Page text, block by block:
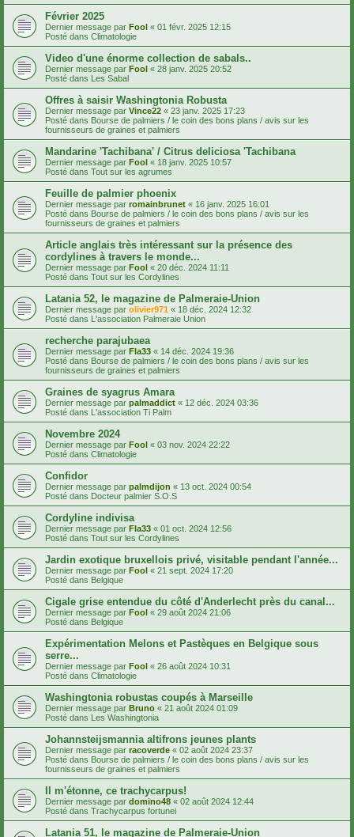
Février 2025
Dernier message par Fool « 01 févr. 2025 12:15
Posté dans Climatologie
Video d'une énorme collection de sabals..
Dernier message par Fool « 28 janv. 2025 20:52
Posté dans Les Sabal
Offres à saisir Washingtonia Robusta
Dernier message par Vince22 « 23 janv. 2025 17:23
Posté dans Bourse de palmiers / le coin des bons plans / avis sur les
fournisseurs de graines et palmiers
Mandarine 'Tachibana' / Citrus deliciosa 'Tachibana
Dernier message par Fool « 18 janv. 2025 10:57
Posté dans Tout sur les agrumes
Feuille de palmier phoenix
Dernier message par romainbrunet « 16 janv. 2025 16:01
Posté dans Bourse de palmiers / le coin des bons plans / avis sur les
fournisseurs de graines et palmiers
Article anglais très intéressant sur la présence des
cordylines à travers le monde...
Dernier message par Fool « 20 déc. 2024 11:11
Posté dans Tout sur les Cordylines
Latania 52, le magazine de Palmeraie-Union
Dernier message par olivier971 « 18 déc. 2024 12:32
Posté dans L'association Palmeraie Union
recherche parajubaea
Dernier message par Fla33 « 14 déc. 2024 19:36
Posté dans Bourse de palmiers / le coin des bons plans / avis sur les
fournisseurs de graines et palmiers
Graines de syagrus Amara
Dernier message par palmaddict « 12 déc. 2024 03:36
Posté dans L'association Ti Palm
Novembre 2024
Dernier message par Fool « 03 nov. 2024 22:22
Posté dans Climatologie
Confidor
Dernier message par palmdijon « 13 oct. 2024 00:54
Posté dans Docteur palmier S.O.S
Cordyline indivisa
Dernier message par Fla33 « 01 oct. 2024 12:56
Posté dans Tout sur les Cordylines
Jardin exotique bruxellois privé, visitable pendant l'année...
Dernier message par Fool « 21 sept. 2024 17:20
Posté dans Belgique
Cigale grise entendue du côté d'Anderlecht près du canal...
Dernier message par Fool « 29 août 2024 21:06
Posté dans Belgique
Expérimentation Melons et Pastèques en Belgique sous
serre...
Dernier message par Fool « 26 août 2024 10:31
Posté dans Climatologie
Washingtonia robustas coupés à Marseille
Dernier message par Bruno « 21 août 2024 01:09
Posté dans Les Washingtonia
Johannsteijsmannia altifrons jeunes plants
Dernier message par racoverde « 02 août 2024 23:37
Posté dans Bourse de palmiers / le coin des bons plans / avis sur les
fournisseurs de graines et palmiers
Il m'étonne, ce trachycarpus!
Dernier message par domino48 « 02 août 2024 12:44
Posté dans Trachycarpus fortunei
Latania 51, le magazine de Palmeraie-Union